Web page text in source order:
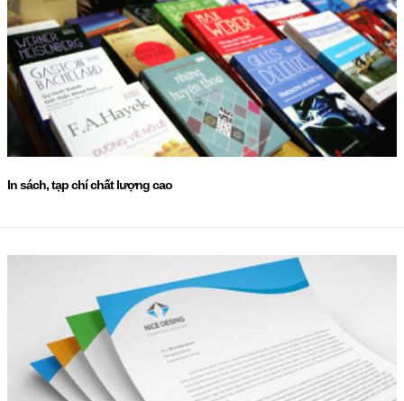
In sách, tạp chí chất lượng cao